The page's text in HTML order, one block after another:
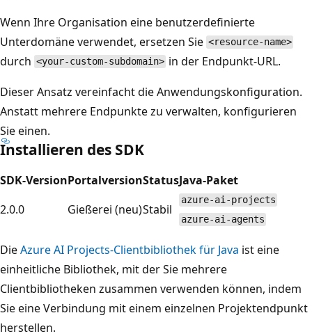
Wenn Ihre Organisation eine benutzerdefinierte
Unterdomäne verwendet, ersetzen Sie <resource-name>
durch <your-custom-subdomain> in der Endpunkt-URL.
Dieser Ansatz vereinfacht die Anwendungskonfiguration.
Anstatt mehrere Endpunkte zu verwalten, konfigurieren
Sie einen.
Installieren des SDK
SDK-VersionPortalversionStatusJava-Paket
2.0.0
Gießerei (neu)Stabil
azure-ai-projects
azure-ai-agents
DieAzure AI Projects-Clientbibliothek für Java ist eine
einheitliche Bibliothek, mit der Sie mehrere
Clientbibliotheken zusammen verwenden können, indem
Sie eine Verbindung mit einem einzelnen Projektendpunkt
herstellen.